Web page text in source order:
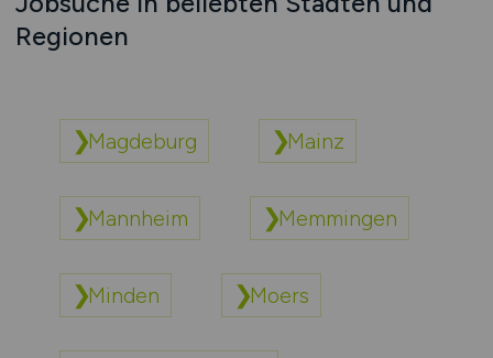
Regionen
Magdeburg Mainz
Mannheim Memmingen
Minden Moers